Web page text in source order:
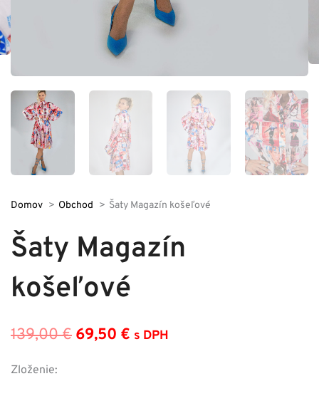
Domov Obchod Šaty Magazín košeľové
Šaty Magazín
košeľové
139,00€ Pôvodná
69,50 € Aktuálna
s DPH
Zloženie: